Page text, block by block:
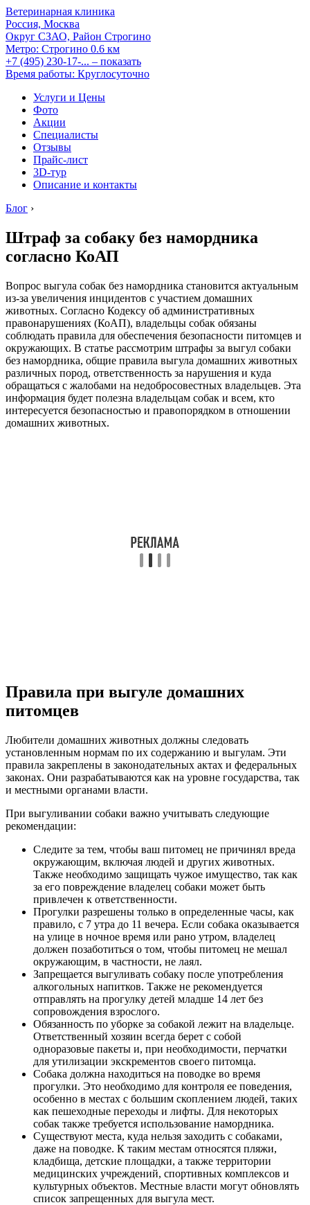
Ветеринарная клиника
Россия, Москва
Округ СЗАО, Район Строгино
Метро: Строгино 0.6 км
+7 (495) 230-17-... – показать
Время работы: Круглосуточно
Услуги и Цены
Фото
Акции
Специалисты
Отзывы
Прайс-лист
3D-тур
Описание и контакты
Блог ›
Штраф за собаку без намордника
согласно КоАП
Вопрос выгула собак без намордника становится актуальным
из-за увеличения инцидентов с участием домашних
животных. Согласно Кодексу об административных
правонарушениях (КоАП), владельцы собак обязаны
соблюдать правила для обеспечения безопасности питомцев и
окружающих. В статье рассмотрим штрафы за выгул собаки
без намордника, общие правила выгула домашних животных
различных пород, ответственность за нарушения и куда
обращаться с жалобами на недобросовестных владельцев. Эта
информация будет полезна владельцам собак и всем, кто
интересуется безопасностью и правопорядком в отношении
домашних животных.
Правила при выгуле домашних
питомцев
Любители домашних животных должны следовать
установленным нормам по их содержанию и выгулам. Эти
правила закреплены в законодательных актах и федеральных
законах. Они разрабатываются как на уровне государства, так
и местными органами власти.
При выгуливании собаки важно учитывать следующие
рекомендации:
Следите за тем, чтобы ваш питомец не причинял вреда
окружающим, включая людей и других животных.
Также необходимо защищать чужое имущество, так как
за его повреждение владелец собаки может быть
привлечен к ответственности.
Прогулки разрешены только в определенные часы, как
правило, с 7 утра до 11 вечера. Если собака оказывается
на улице в ночное время или рано утром, владелец
должен позаботиться о том, чтобы питомец не мешал
окружающим, в частности, не лаял.
Запрещается выгуливать собаку после употребления
алкогольных напитков. Также не рекомендуется
отправлять на прогулку детей младше 14 лет без
сопровождения взрослого.
Обязанность по уборке за собакой лежит на владельце.
Ответственный хозяин всегда берет с собой
одноразовые пакеты и, при необходимости, перчатки
для утилизации экскрементов своего питомца.
Собака должна находиться на поводке во время
прогулки. Это необходимо для контроля ее поведения,
особенно в местах с большим скоплением людей, таких
как пешеходные переходы и лифты. Для некоторых
собак также требуется использование намордника.
Существуют места, куда нельзя заходить с собаками,
даже на поводке. К таким местам относятся пляжи,
кладбища, детские площадки, а также территории
медицинских учреждений, спортивных комплексов и
культурных объектов. Местные власти могут обновлять
список запрещенных для выгула мест.